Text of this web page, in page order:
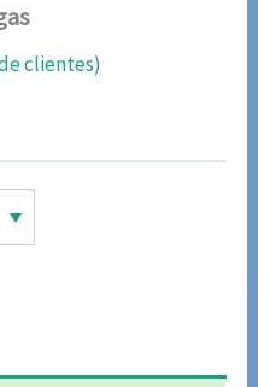
clientes)